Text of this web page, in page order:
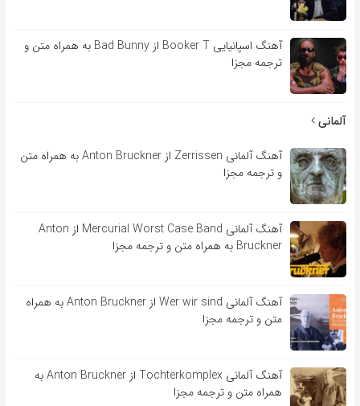
آهنگ اسپانیایی Booker T از Bad Bunny به همراه متن و
ترجمه مجزا
آلمانی
آهنگ آلمانی Zerrissen از Anton Bruckner به همراه متن
و ترجمه مجزا
آهنگ آلمانی Mercurial Worst Case Band از Anton
Bruckner به همراه متن و ترجمه مجزا
آهنگ آلمانی Wer wir sind از Anton Bruckner به همراه
متن و ترجمه مجزا
آهنگ آلمانی Tochterkomplex از Anton Bruckner به
همراه متن و ترجمه مجزا